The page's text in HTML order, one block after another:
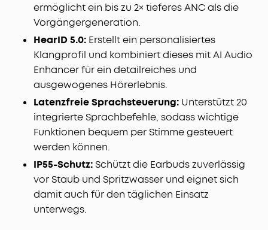
ermöglicht ein bis zu 2× tieferes ANC als die
Vorgängergeneration.
HearID 5.0: Erstellt ein personalisiertes
Klangprofil und kombiniert dieses mit AI Audio
Enhancer für ein detailreiches und
ausgewogenes Hörerlebnis.
Latenzfreie Sprachsteuerung: Unterstützt 20
integrierte Sprachbefehle, sodass wichtige
Funktionen bequem per Stimme gesteuert
werden können.
IP55-Schutz:Schützt die Earbuds zuverlässig
vor Staub und Spritzwasser und eignet sich
damit auch für den täglichen Einsatz
unterwegs.